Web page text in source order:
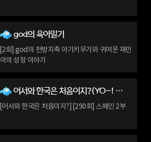
god의 육아일기
[2회] god의 천방지축 아기키우기와 귀여운 재민
이의 성장 이야기
어서와 한국은 처음이지?(YO~! WELCOME TO KOREA!)
[어서와 한국은 처음이지?] [290회] 스페인 2부